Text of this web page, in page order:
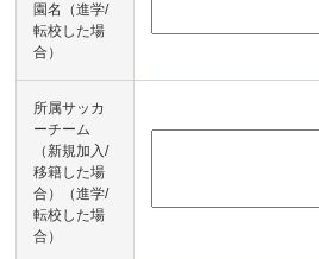
園名（進学/
転校した場
合）
所属サッカ
ーチーム
（新規加入/
移籍した場
合）（進学/
転校した場
合）